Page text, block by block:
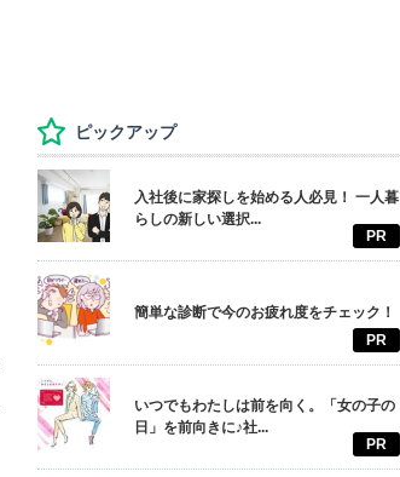
ピックアップ
入社後に家探しを始める人必見！ 一人暮
らしの新しい選択...
PR
簡単な診断で今のお疲れ度をチェック！
PR
いつでもわたしは前を向く。「女の子の
日」を前向きに♪社...
PR